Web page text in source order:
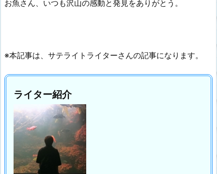
お魚さん、いつも沢山の感動と発見をありがとう。
※本記事は、サテライトライターさんの記事になります。
ライター紹介